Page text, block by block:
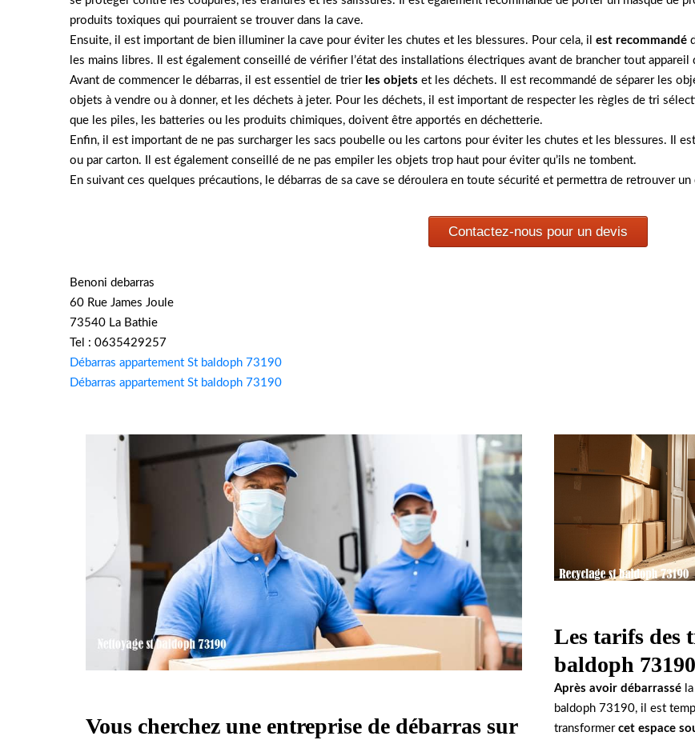
produits toxiques qui pourraient se trouver dans la cave.
Ensuite, il est important de bien illuminer la cave pour éviter les chutes et les blessures. Pour cela, il est recommandé
les mains libres. Il est également conseillé de vérifier l’état des installations électriques avant de brancher tout appareil
Avant de commencer le débarras, il est essentiel de trier les objets et les déchets. Il est recommandé de séparer les
objets à vendre ou à donner, et les déchets à jeter. Pour les déchets, il est important de respecter les règles de tri
que les piles, les batteries ou les produits chimiques, doivent être apportés en déchetterie.
Enfin, il est important de ne pas surcharger les sacs poubelle ou les cartons pour éviter les chutes et les blessures. Il
ou par carton. Il est également conseillé de ne pas empiler les objets trop haut pour éviter qu’ils ne tombent.
En suivant ces quelques précautions, le débarras de sa cave se déroulera en toute sécurité et permettra de retrouver
Contactez-nous pour un devis
Benoni debarras
60 Rue James Joule
73540 La Bathie
Tel : 0635429257
Débarras appartement St baldoph 73190
Débarras appartement St baldoph 73190
Vous cherchez une entreprise de débarras sur
Les tarifs des
baldoph
Après avoir débarrassé
baldoph 73190, il est
transformer cet espace